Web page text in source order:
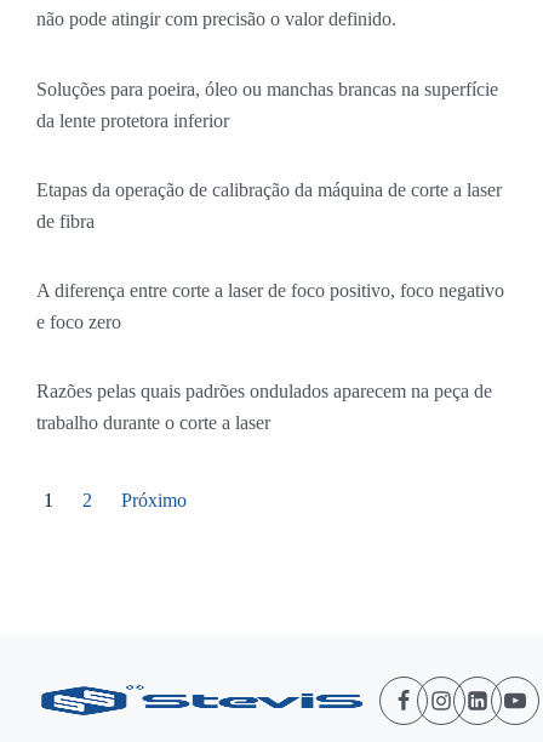
não pode atingir com precisão o valor definido.
Soluções para poeira, óleo ou manchas brancas na superfície
da lente protetora inferior
Etapas da operação de calibração da máquina de corte a laser
de fibra
A diferença entre corte a laser de foco positivo, foco negativo
e foco zero
Razões pelas quais padrões ondulados aparecem na peça de
trabalho durante o corte a laser
1 2 Próximo